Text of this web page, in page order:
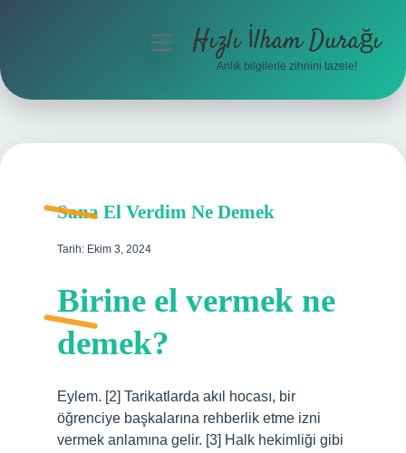
Hakkımızda
menüyüHızlı İlham Durağı
Anlık bilgilerle zihnini tazele!
Sana El Verdim Ne Demek
Tarih: Ekim 3, 2024
Birine el vermek ne
demek?
Eylem. [2] Tarikatlarda akıl hocası, bir
öğrenciye başkalarına rehberlik etme izni
vermek anlamına gelir. [3] Halk hekimliği gibi